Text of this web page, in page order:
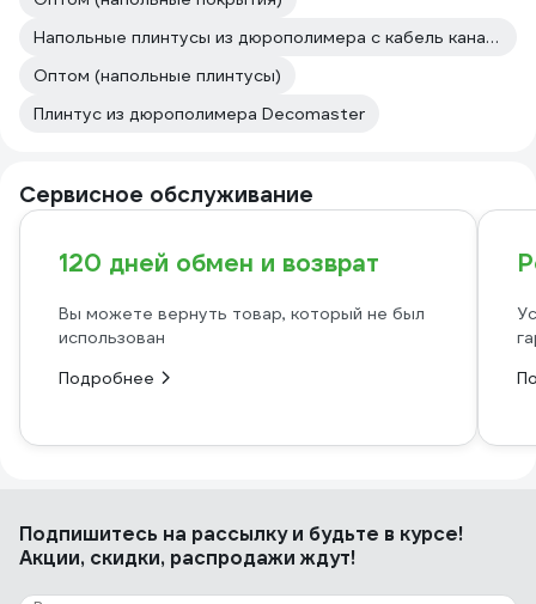
Напольные плинтусы из дюрополимера с кабель каналом
Оптом (напольные плинтусы)
Плинтус из дюрополимера Decomaster
Сервисное обслуживание
120 дней обмен и возврат
Вы можете вернуть товар, который не был
использован
Подробнее
Подпишитесь на рассылкуи будьте в курсе!
Акции, скидки, распродажи ждут!